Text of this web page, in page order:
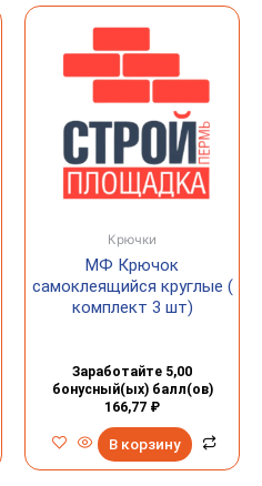
Крючки
МФ Крючок
самоклеящийся круглые (
комплект 3 шт)
Заработайте 5,00
бонусный(ых) балл(ов)
166,77 ₽
В корзину